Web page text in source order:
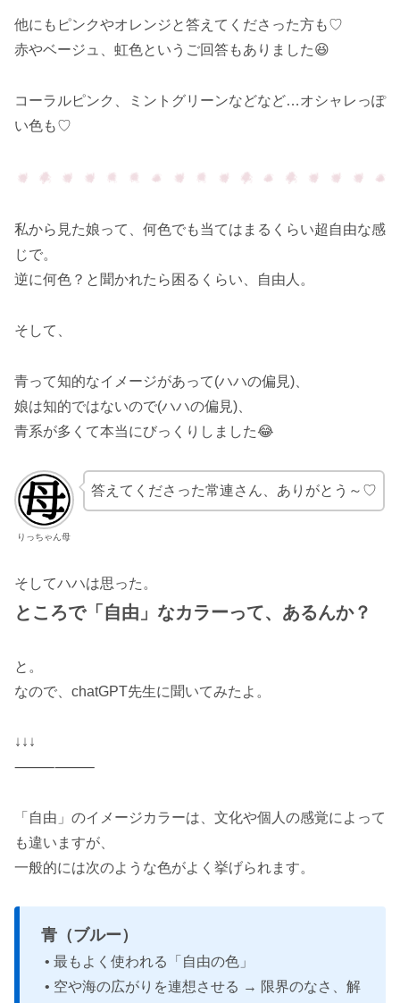
他にもピンクやオレンジと答えてくださった方も♡
赤やベージュ、虹色というご回答もありました😆
コーラルピンク、ミントグリーンなどなど…オシャレっぽ
い色も♡
私から見た娘って、何色でも当てはまるくらい超自由な感
じで。
逆に何色？と聞かれたら困るくらい、自由人。
そして、
青って知的なイメージがあって(ハハの偏見)、
娘は知的ではないので(ハハの偏見)、
青系が多くて本当にびっくりしました😂
りっちゃん母
答えてくださった常連さん、ありがとう～♡
そしてハハは思った。
ところで「自由」なカラーって、あるんか？
と。
なので、chatGPT先生に聞いてみたよ。
↓↓↓
⸻⸻
「自由」のイメージカラーは、文化や個人の感覚によって
も違いますが、
一般的には次のような色がよく挙げられます。
青（ブルー）
• 最もよく使われる「自由の色」
• 空や海の広がりを連想させる → 限界のなさ、解